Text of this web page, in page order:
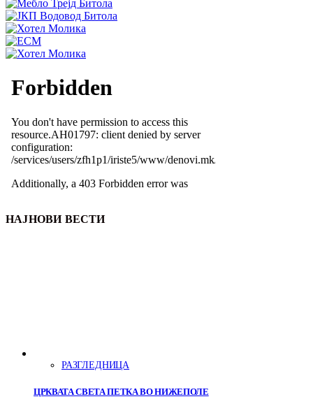
НАЈНОВИ ВЕСТИ
РАЗГЛЕДНИЦА
ЦРКВАТА СВЕТА ПЕТКА ВО НИЖЕПОЛЕ